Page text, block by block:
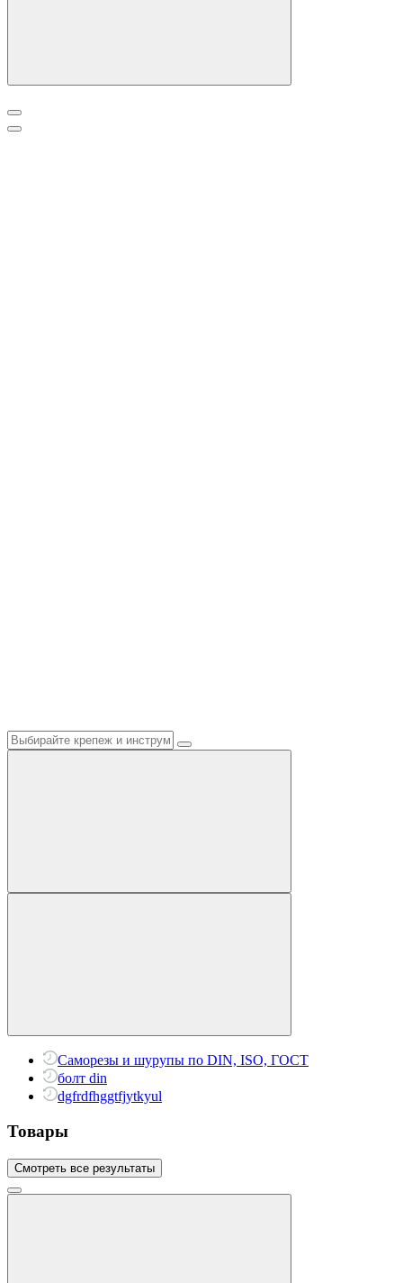
Саморезы и шурупы по DIN, ISO, ГОСТ
болт din
dgfrdfhggtfjytkyul
Товары
Смотреть все результаты